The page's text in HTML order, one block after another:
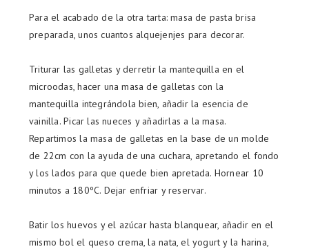
Para el acabado de la otra tarta: masa de pasta brisa
preparada, unos cuantos alquejenjes para decorar.
Triturar las galletas y derretir la mantequilla en el
microodas, hacer una masa de galletas con la
mantequilla integrándola bien, añadir la esencia de
vainilla. Picar las nueces y añadirlas a la masa.
Repartimos la masa de galletas en la base de un molde
de 22cm con la ayuda de una cuchara, apretando el fondo
y los lados para que quede bien apretada. Hornear 10
minutos a 180ºC. Dejar enfriar y reservar.
Batir los huevos y el azúcar hasta blanquear, añadir en el
mismo bol el queso crema, la nata, el yogurt y la harina,